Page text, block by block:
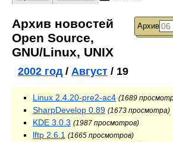
Архив
Архив новостей
Open Source,
GNU/Linux, UNIX
2002 год/ Август / 19
Linux 2.4.20-pre2-ac4 (1689
SharpDevelop 0.89 (1673 просмотра)
KDE 3.0.3 (1987 просмотров)
lftp 2.6.1 (1665 просмотров)